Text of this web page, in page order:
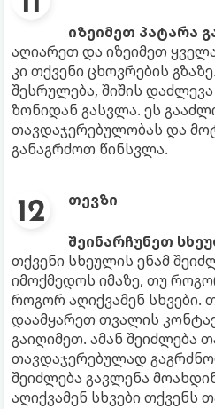
იზეიმეთ პატარა
აღიარეთ და იზეიმეთ
კი თქვენი ცხოვრების
შესრულება, შიშის
ზონიდან გასვლა. ეს
თავდაჯერებულობას და
განაგრძოთ წინსვლა.
თევზი
შეინარჩუნეთ
თქვენი სხეულის ენამ
იმოქმედოს იმაზე, თუ
როგორ აღიქვამენ სხვები.
დაამყარეთ თვალის
გაიღიმეთ. ამან შეიძლება
თავდაჯერებულად
შეიძლება გავლენა
აღიქვამენ სხვები თქვენს